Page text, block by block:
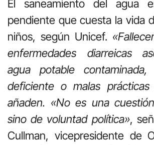
El saneamiento del agua
pendiente que cuesta la vida
niños, según Unicef.
enfermedades diarreicas
agua potable contaminada,
deficiente o malas prácticas
añaden. «No es una
sino de voluntad política»,
Cullman, vicepresidente de